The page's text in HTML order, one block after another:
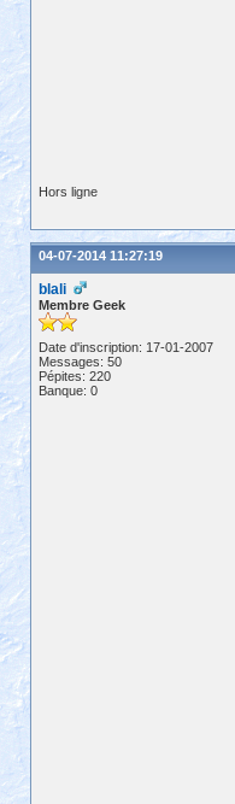
Hors ligne
04-07-2014 11:27:19
blali
Membre Geek
Date d'inscription: 17-01-2007
Messages: 50
Pépites: 220
Banque: 0